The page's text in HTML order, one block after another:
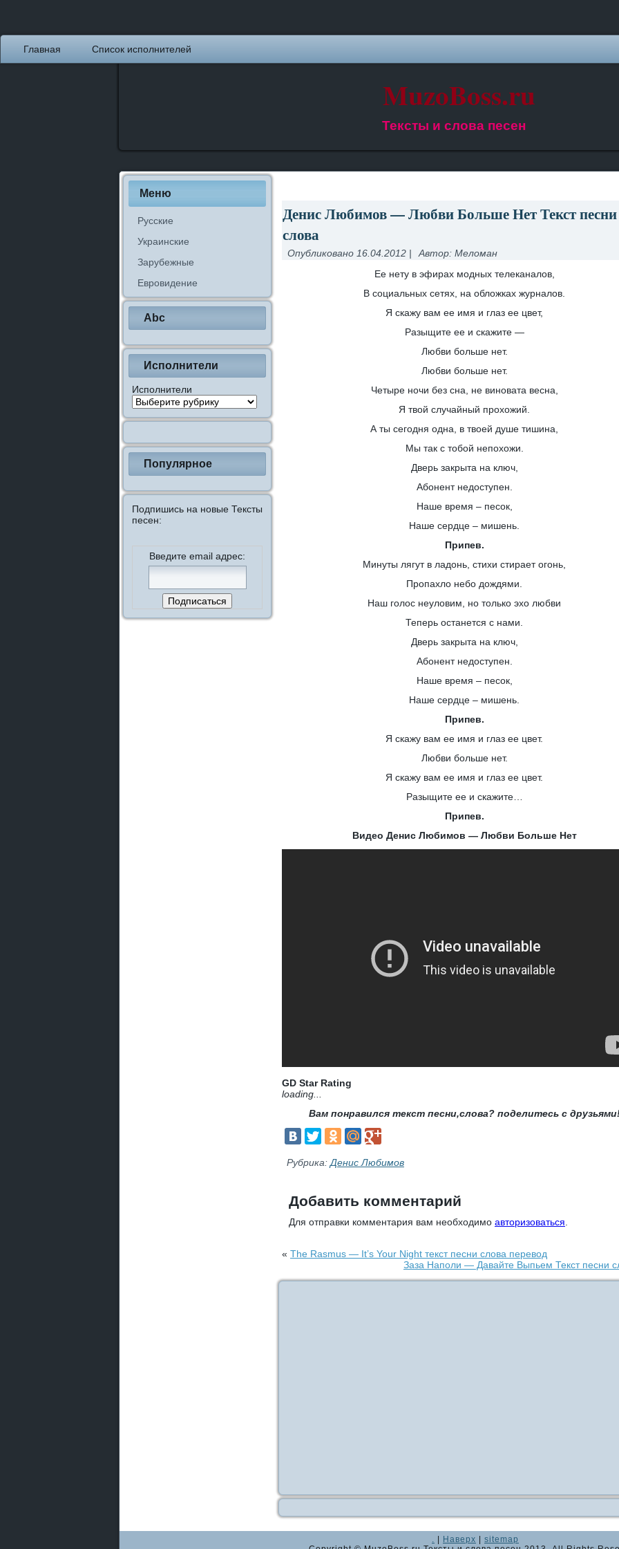
Главная Список исполнителей
MuzoBoss.ru
Тексты и слова песен
Меню
Русские
Украинские
Зарубежные
Евровидение
Abc
Исполнители
Исполнители
Популярное
Подпишись на новые Тексты
песен:
Введите email адрес:
Денис Любимов — Любви Больше Нет Текст песни
слова
Опубликовано 16.04.2012 | Автор: Меломан
Ее нету в эфирах модных телеканалов,
В социальных сетях, на обложках журналов.
Я скажу вам ее имя и глаз ее цвет,
Разыщите ее и скажите —
Любви больше нет.
Любви больше нет.
Четыре ночи без сна, не виновата весна,
Я твой случайный прохожий.
А ты сегодня одна, в твоей душе тишина,
Мы так с тобой непохожи.
Дверь закрыта на ключ,
Абонент недоступен.
Наше время – песок,
Наше сердце – мишень.
Припев.
Минуты лягут в ладонь, стихи стирает огонь,
Пропахло небо дождями.
Наш голос неуловим, но только эхо любви
Теперь останется с нами.
Дверь закрыта на ключ,
Абонент недоступен.
Наше время – песок,
Наше сердце – мишень.
Припев.
Я скажу вам ее имя и глаз ее цвет.
Любви больше нет.
Я скажу вам ее имя и глаз ее цвет.
Разыщите ее и скажите…
Припев.
Видео Денис Любимов — Любви Больше Нет
GD Star Rating
loading...
Вам понравился текст песни,слова? поделитесь с
Рубрика: Денис Любимов
Добавить комментарий
Для отправки комментария вам необходимо авторизоваться
« The Rasmus — It’s Your Night текст песни слова перевод
Заза Наполи — Давайте Выпьем Текст песни
. Наверх
sitemap